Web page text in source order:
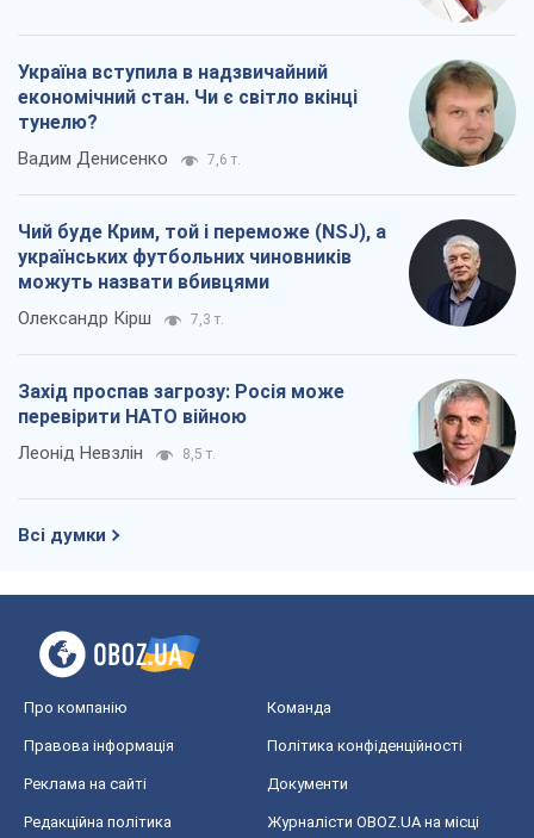
Україна вступила в надзвичайний
економічний стан. Чи є світло вкінці
тунелю?
Вадим Денисенко 7,6 т.
Чий буде Крим, той і переможе (NSJ), а
українських футбольних чиновників
можуть назвати вбивцями
Олександр Кірш 7,3 т.
Захід проспав загрозу: Росія може
перевірити НАТО війною
Леонід Невзлін 8,5 т.
Всі думки
Про компанію Команда
Правова інформація Політика конфіденційності
Реклама на сайті Документи
Редакційна політика
Журналісти OBOZ.UA на місці